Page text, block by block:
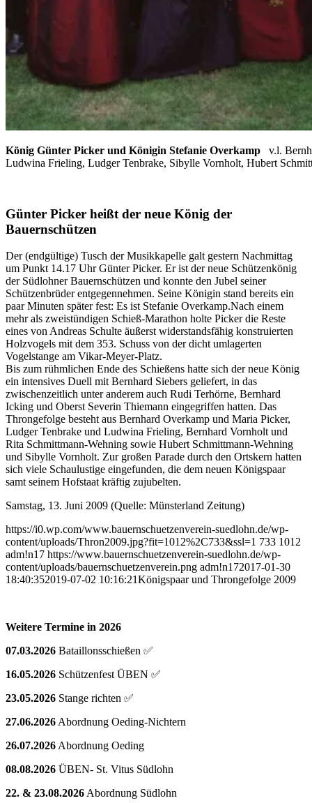
König Günter Picker und Königin Stefanie Overkamp
v.l.
Ludwina Frieling, Ludger Tenbrake, Sibylle Vornholt, Hubert
Günter Picker heißt der neue König der
Bauernschützen
Der (endgültige) Tusch der Musikkapelle galt gestern Nachmittag
um Punkt 14.17 Uhr Günter Picker. Er ist der neue Schützenkönig
der Südlohner Bauernschützen und konnte den Jubel seiner
Schützenbrüder entgegennehmen. Seine Königin stand bereits ein
paar Minuten später fest: Es ist Stefanie Overkamp.Nach einem
mehr als zweistündigen Schieß-Marathon holte Picker die Reste
eines von Andreas Schulte äußerst widerstandsfähig konstruierten
Holzvogels mit dem 353. Schuss von der dicht umlagerten
Vogelstange am Vikar-Meyer-Platz.
Bis zum rühmlichen Ende des Schießens hatte sich der neue König
ein intensives Duell mit Bernhard Siebers geliefert, in das
zwischenzeitlich unter anderem auch Rudi Terhörne, Bernhard
Icking und Oberst Severin Thiemann eingegriffen hatten. Das
Throngefolge besteht aus Bernhard Overkamp und Maria Picker,
Ludger Tenbrake und Ludwina Frieling, Bernhard Vornholt und
Rita Schmittmann-Wehning sowie Hubert Schmittmann-Wehning
und Sibylle Vornholt. Zur großen Parade durch den Ortskern hatten
sich viele Schaulustige eingefunden, die dem neuen Königspaar
samt seinem Hofstaat kräftig zujubelten.
Samstag, 13. Juni 2009 (Quelle: Münsterland Zeitung)
https://i0.wp.com/www.bauernschuetzenverein-suedlohn.de/wp-
content/uploads/Thron2009.jpg?fit=1012%2C733&ssl=1 733 1012
adm!n17 https://www.bauernschuetzenverein-suedlohn.de/wp-
content/uploads/bauernschuetzenverein.png adm!n172017-01-30
18:40:352019-07-02 10:16:21Königspaar und Throngefolge 2009
Weitere Termine in 2026
07.03.2026 Bataillonsschießen ✅
16.05.2026 Schützenfest ÜBEN ✅
23.05.2026 Stange richten ✅
27.06.2026 Abordnung Oeding-Nichtern
26.07.2026 Abordnung Oeding
08.08.2026 ÜBEN- St. Vitus Südlohn
22. & 23.08.2026 Abordnung Südlohn